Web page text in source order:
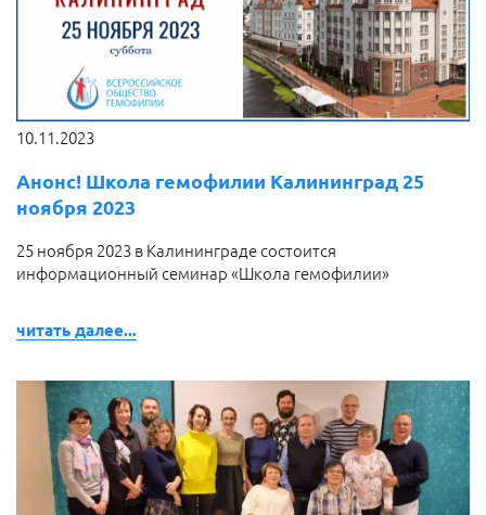
10.11.2023
Анонс! Школа гемофилии Калининград 25
ноября 2023
25 ноября 2023 в Калининграде состоится
информационный семинар «Школа гемофилии»
читать далее...